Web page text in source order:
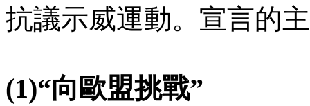
抗議示威運動。宣言的
(1)“向歐盟挑戰”